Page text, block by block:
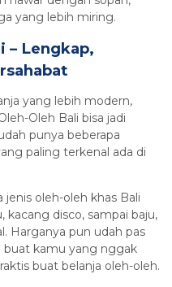
yang lebih miring.
– Lengkap,
yang lebih modern,
Oleh Bali bisa jadi
punya beberapa
paling terkenal ada di
jenis oleh-oleh khas Bali
kacang disco, sampai baju,
Harganya pun udah pas
buat kamu yang nggak
buat belanja oleh-oleh.